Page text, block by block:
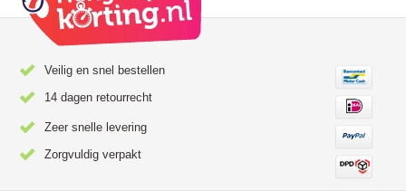
Veilig en snel bestellen
14 dagen retourrecht
Zeer snelle levering
Zorgvuldig verpakt